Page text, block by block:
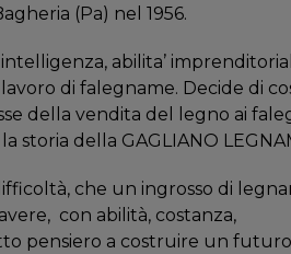
(Pa) nel 1956.
abilita’
lavoro di falegname. Decide di
della vendita del legno ai
storia della GAGLIANO
che un ingrosso di
con abilità, costanza,
pensiero a costruire un